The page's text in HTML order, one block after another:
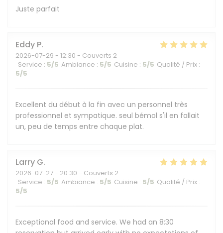
Juste parfait
Eddy P
2026-07-29 - 12:30 - Couverts 2
Service : 5/5 Ambiance : 5/5 Cuisine : 5/5 Qualité / Prix :
5/5
Excellent du début à la fin avec un personnel très
professionnel et sympatique. seul bémol s'il en fallait
un, peu de temps entre chaque plat.
Larry G
2026-07-27 - 20:30 - Couverts 2
Service : 5/5 Ambiance : 5/5 Cuisine : 5/5 Qualité / Prix :
5/5
Exceptional food and service. We had an 8:30